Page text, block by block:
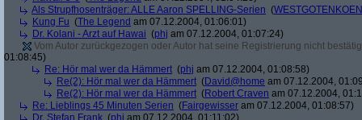
Als Strupfhosenträger: ALLE Aaron SPELLING-Serien (
Kung Fu (The Legend am 07.12.2004, 01:06:01)
Dr. Kolani - Arzt auf Hawai (phj am 07.12.2004, 01:07:24)
Vom Autor zurückgezogen oder Autor hat seine Registrierung nicht
01:08:45)
Re: Hör mal wer da Hämmert (phj am 07.12.2004, 01:08:58)
Re(2): Hör mal wer da Hämmert (David@home am 07.12.2004,
Re(2): Hör mal wer da Hämmert (Robert Craven am 07.12.2004,
Re: Lieblings 45 Minuten Serien (Fairgewisser am 07.12.2004, 01:08:57)
Dr. Stefan Frank (phj am 07.12.2004, 01:11:02)